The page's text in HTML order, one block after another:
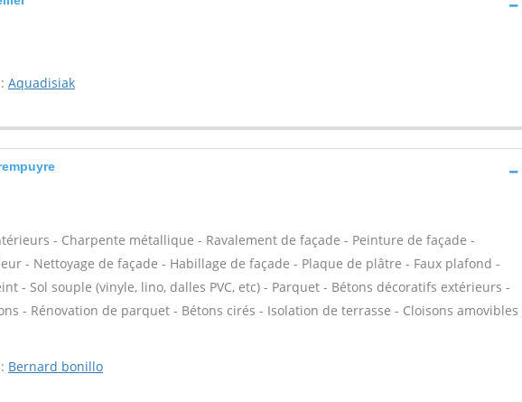
Aquadisiak
- Charpente métallique - Ravalement de façade - Peinture de façade -
- Nettoyage de façade - Habillage de façade - Plaque de plâtre - Faux plafond -
- Sol souple (vinyle, lino, dalles PVC, etc) - Parquet - Bétons décoratifs extérieurs -
- Rénovation de parquet - Bétons cirés - Isolation de terrasse - Cloisons amovibles
Bernard bonillo